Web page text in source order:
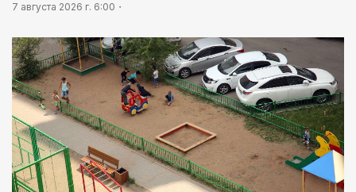
7 августа 2026 г. 6:00